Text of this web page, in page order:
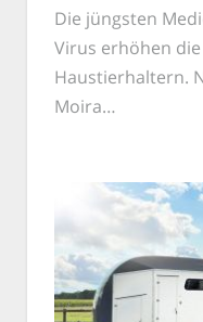
Die jüngsten
Virus erhöhen
Haustierhaltern.
Moira…